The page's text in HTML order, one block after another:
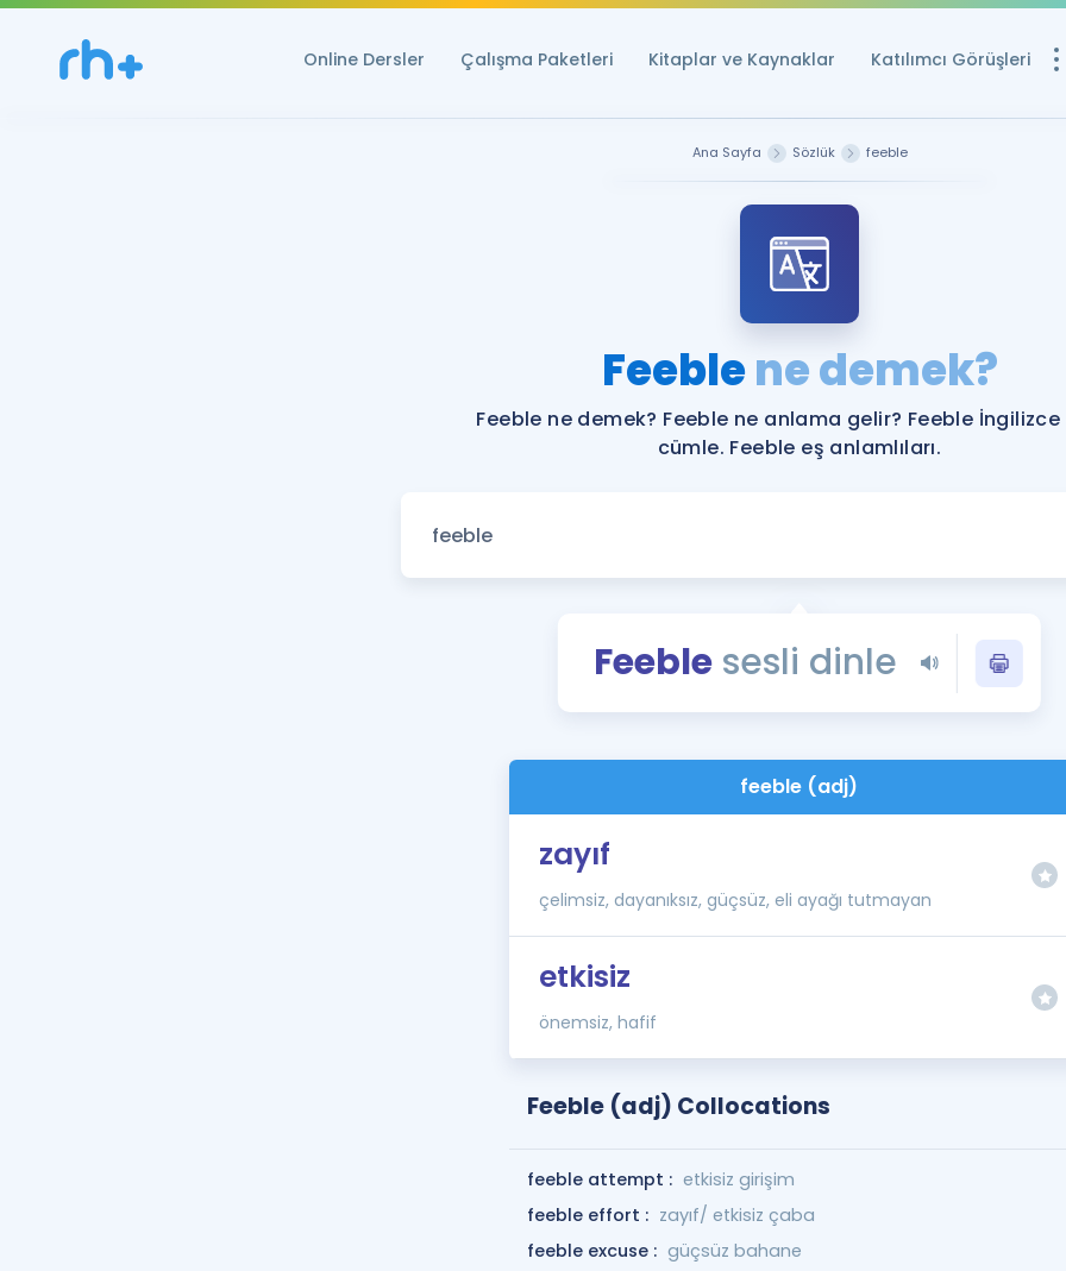
Online Dersler Çalışma Paketleri Kitaplar ve Kaynaklar Katılımcı Görüşleri
YDS ve YÖKDİL
Rehberlik Aracı
YDS ve YÖKDİL'e
Tüm ÖSYM
YDS - YÖKDİL
İngilizce Gramer
Ana Sayfa Sözlük feeble
Feeblene demek?
Feeble ne demek? Feeble ne anlama gelir? Feeble
cümle. Feeble eş anlamlıları.
Feeblesesli dinle
feeble (adj)
zayıf
çelimsiz, dayanıksız, güçsüz, eli ayağı tutmayan
etkisiz
önemsiz, hafif
Feeble (adj) Collocations
feeble attempt : etkisiz girişim
feeble effort : zayıf/ etkisiz çaba
feeble excuse : güçsüz bahane